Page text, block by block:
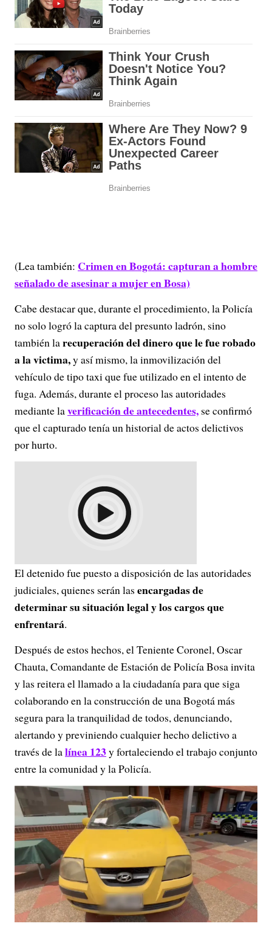
(Lea también: Crimen en Bogotá: capturan a hombre
señalado de asesinar a mujer en Bosa)
Cabe destacar que, durante el procedimiento, la Policía
no solo logró la captura del presunto ladrón, sino
también larecuperación del dineroque le fue robado
a la victima,y así mismo, la inmovilización del
vehículo de tipo taxi que fue utilizado en el intento de
fuga. Además, durante el proceso las autoridades
mediante laverificación de antecedentes, se confirmó
que el capturado tenía un historial de actos delictivos
por hurto.
El detenido fue puesto a disposición de las autoridades
judiciales, quienes serán las encargadas de
determinar su situación legal y los cargos que
enfrentará.
Después de estos hechos, el Teniente Coronel, Oscar
Chauta, Comandante de Estación de Policía Bosa invita
y las reitera el llamado a la ciudadanía para que siga
colaborando en la construcción de una Bogotá más
segura para la tranquilidad de todos, denunciando,
alertando y previniendo cualquier hecho delictivo a
través de lalínea 123y fortaleciendo el trabajo conjunto
entre la comunidad y la Policía.